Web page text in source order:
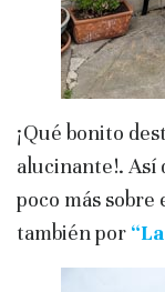
¡Qué bonito
alucinante!. Así
poco más
también por